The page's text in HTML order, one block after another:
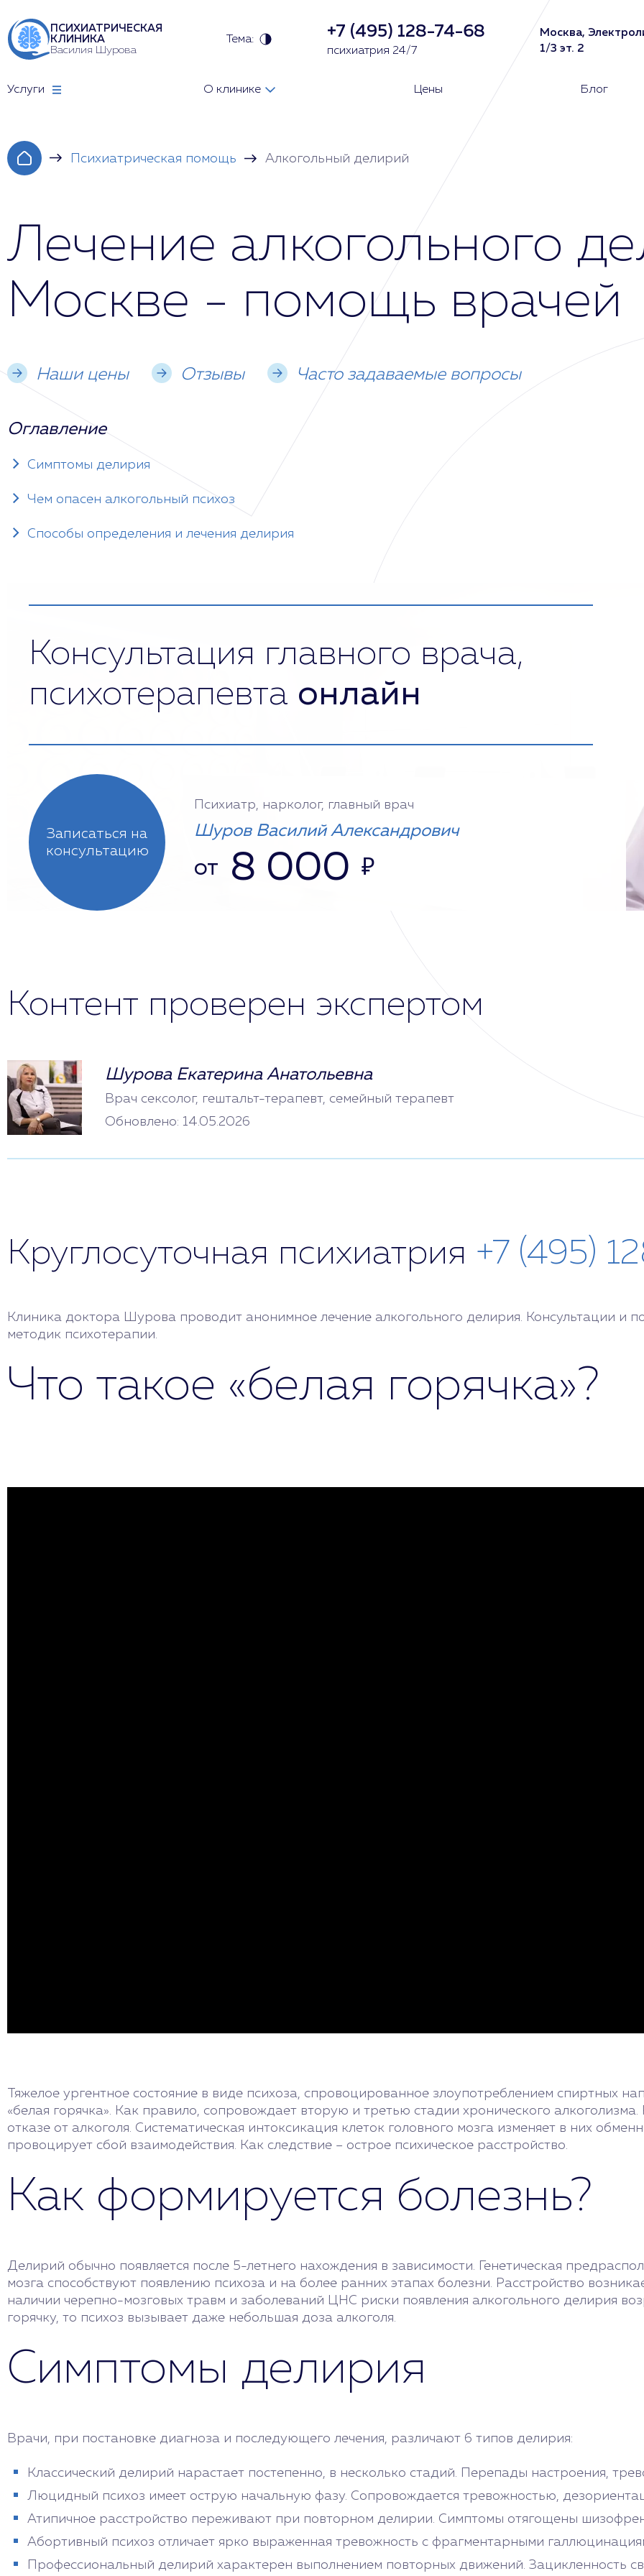
ПСИХИАТРИЧЕСКАЯ
КЛИНИКА
Василия Шурова
Тема: +7 (495) 128-74-68
психиатрия 24/7
Москва,
1/3 эт. 2
Услуги О клинике Цены Блог
Психиатрическая помощь Алкогольный делирий
Лечение алкогольного
Москве - помощь врачей
Наши цены Отзывы Часто задаваемые вопросы
Оглавление
Симптомы делирия
Чем опасен алкогольный психоз
Способы определения и лечения делирия
Консультация главного врача,
психотерапевта онлайн
Записаться на
консультацию
Психиатр, нарколог, главный врач
Шуров Василий Александрович
от 8 000 ₽
Контент проверен экспертом
Шурова Екатерина Анатольевна
Врач сексолог, гештальт-терапевт, семейный терапевт
Обновлено: 14.05.2026
Круглосуточная психиатрия +7 (495)
Клиника доктора Шурова проводит анонимное лечение алкогольного делирия. Консультации и
методик психотерапии.
Что такое «белая горячка»?
Тяжелое ургентное состояние в виде психоза, спровоцированное злоупотреблением спиртных
«белая горячка». Как правило, сопровождает вторую и третью стадии хронического
отказе от алкоголя. Систематическая интоксикация клеток головного мозга изменяет в них
провоцирует сбой взаимодействия. Как следствие – острое психическое расстройство.
Как формируется болезнь?
Делирий обычно появляется после 5-летнего нахождения в зависимости. Генетическая
мозга способствуют появлению психоза и на более ранних этапах болезни. Расстройство
наличии черепно-мозговых травм и заболеваний ЦНС риски появления алкогольного делирия
горячку, то психоз вызывает даже небольшая доза алкоголя.
Симптомы делирия
Врачи, при постановке диагноза и последующего лечения, различают 6 типов делирия:
Классический делирий нарастает постепенно, в несколько стадий. Перепады настроения,
Люцидный психоз имеет острую начальную фазу. Сопровождается тревожностью,
Атипичное расстройство переживают при повторном делирии. Симптомы отягощены
Абортивный психоз отличает ярко выраженная тревожность с фрагментарными
Профессиональный делирий характерен выполнением повторных движений. Зацикленность